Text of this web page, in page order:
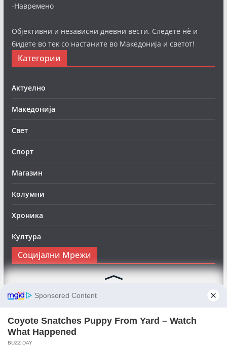
-Навремено
Објективни и независни дневни вести. Следете нè и
бидете во тек со настаните во Македонија и светот!
Категории
Актуелно
Македонија
Свет
Спорт
Магазин
Колумни
Хроника
Култура
Социјални Мрежи
Следете нè на Фејсбук за да сте во тек со најновите